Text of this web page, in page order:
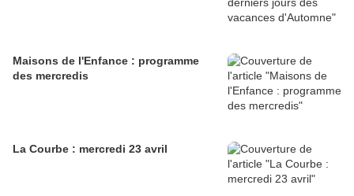
Maisons de l'Enfance : programme
des mercredis
La Courbe : mercredi 23 avril